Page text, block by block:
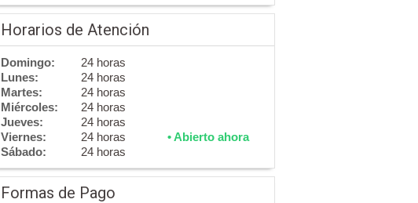
Horarios de Atención
Domingo:
24 horas
Lunes:
24 horas
Martes:
24 horas
Miércoles:
24 horas
Jueves:
24 horas
Viernes:
24 horas
• Abierto ahora
Sábado:
24 horas
Formas de Pago